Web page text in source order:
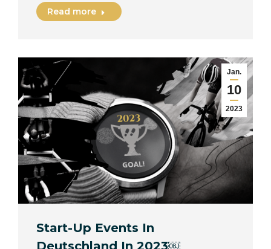
Read more
Jan.
10
2023
Start-Up Events In
Deutschland In 2023￼